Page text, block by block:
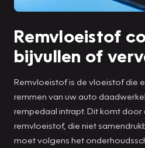
Remvloeistof
bijvullen of
Remvloeistof is de vloeistof die
remmen van uw auto
rempedaal intrapt. Dit komt door
remvloeistof, die niet
moet volgens het